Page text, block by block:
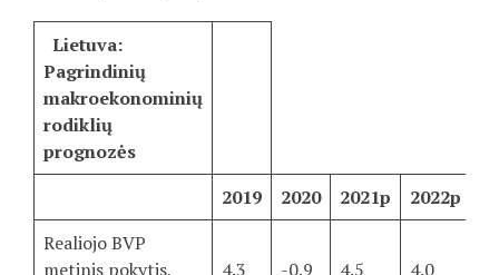
Lietuva:
Pagrindinių
makroekonominių
rodiklių
prognozės
2019
2020 2021p 2022p
Realiojo BVP
metinis pokytis,
4.3 -0.9 4.5 4.0